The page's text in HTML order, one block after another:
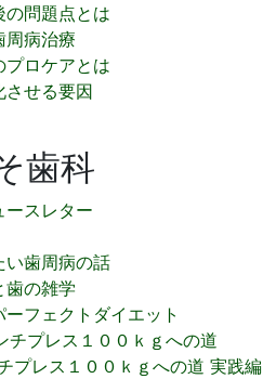
の問題点とは
周病治療
プロケアとは
させる要因
歯科
ースレター
い歯周病の話
歯の雑学
フェクトダイエット
チプレス１００ｋｇへの道
プレス１００ｋｇへの道 実践編